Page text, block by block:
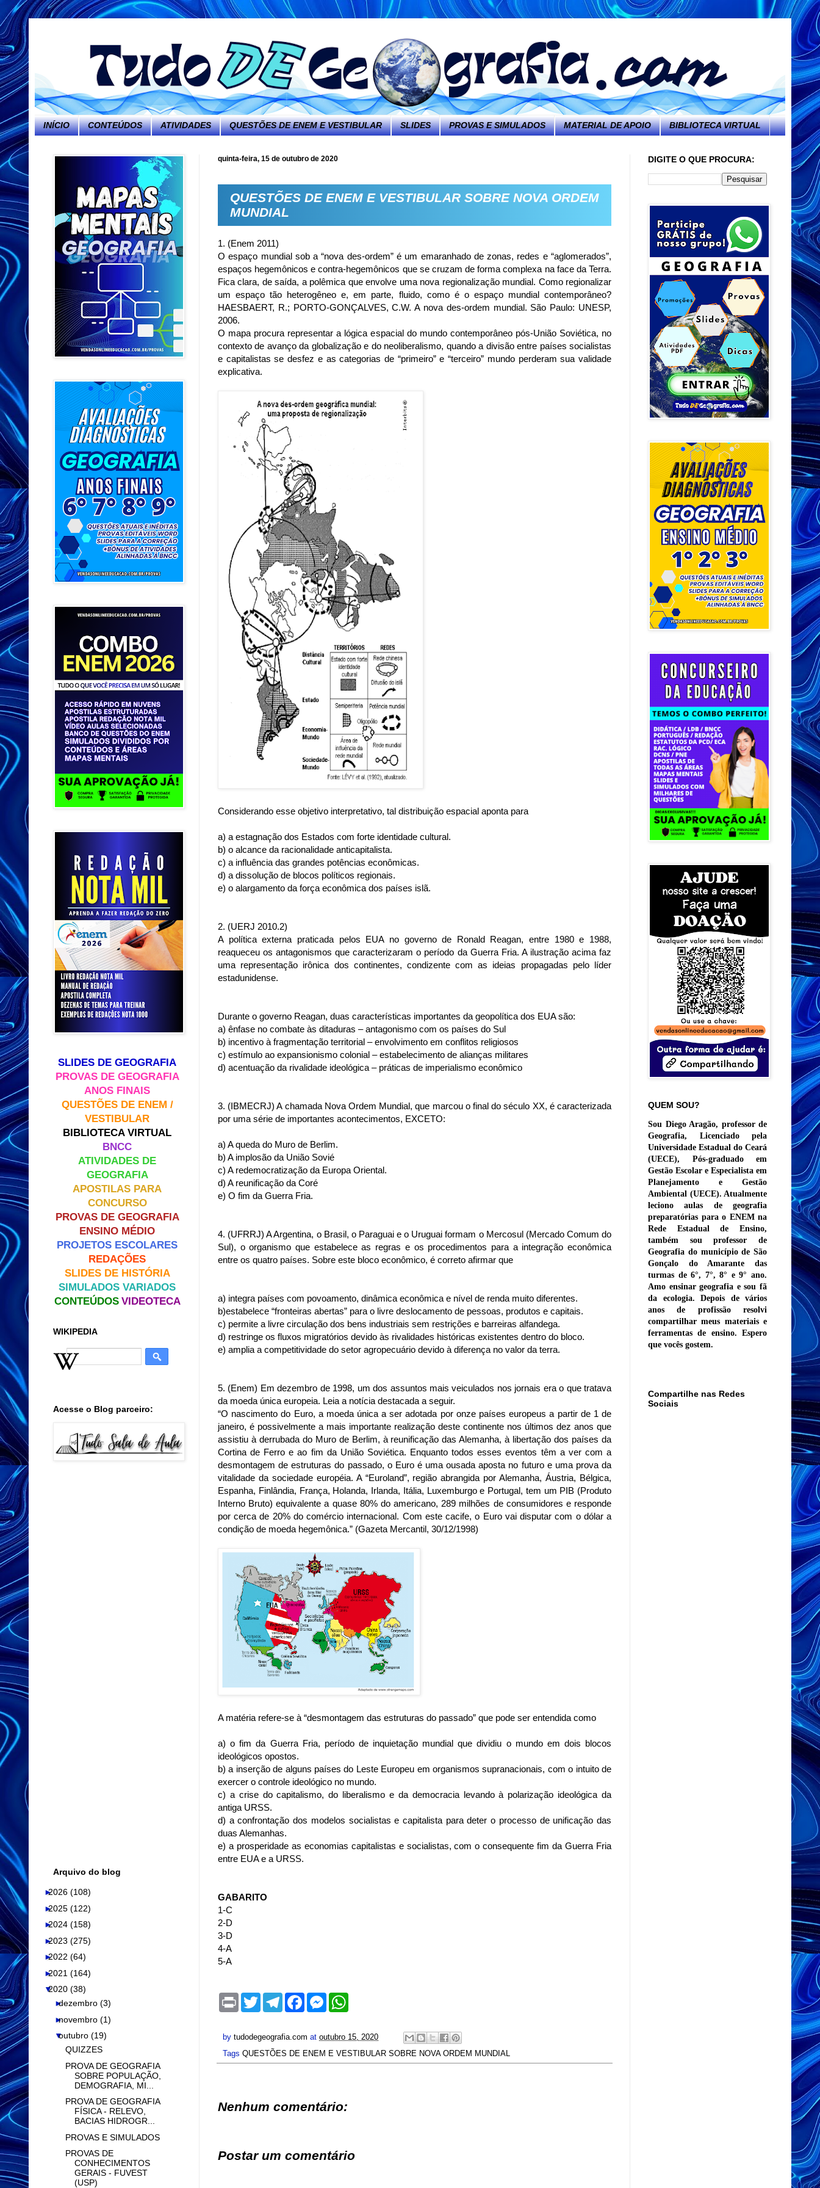
INÍCIO CONTEÚDOS ATIVIDADES QUESTÕES DE ENEM E VESTIBULAR SLIDES PROVAS E SIMULADOS MATERIAL DE APOIO BIBLIOTECA VIRTUAL
quinta-feira, 15 de outubro de 2020
QUESTÕES DE ENEM E VESTIBULAR SOBRE NOVA ORDEM
MUNDIAL
1. (Enem 2011)
O espaço mundial sob a “nova des-ordem” é um emaranhado de zonas, redes e “aglomerados”,
espaços hegemônicos e contra-hegemônicos que se cruzam de forma complexa na face da Terra.
Fica clara, de saída, a polêmica que envolve uma nova regionalização mundial. Como regionalizar
um espaço tão heterogêneo e, em parte, fluido, como é o espaço mundial contemporâneo?
HAESBAERT, R.; PORTO-GONÇALVES, C.W. A nova des-ordem mundial. São Paulo: UNESP,
2006.
O mapa procura representar a lógica espacial do mundo contemporâneo pós-União Soviética, no
contexto de avanço da globalização e do neoliberalismo, quando a divisão entre países socialistas
e capitalistas se desfez e as categorias de “primeiro” e “terceiro” mundo perderam sua validade
explicativa.
Considerando esse objetivo interpretativo, tal distribuição espacial aponta para
a) a estagnação dos Estados com forte identidade cultural.
b) o alcance da racionalidade anticapitalista.
c) a influência das grandes potências econômicas.
d) a dissolução de blocos políticos regionais.
e) o alargamento da força econômica dos países islã.
2. (UERJ 2010.2)
A política externa praticada pelos EUA no governo de Ronald Reagan, entre 1980 e 1988,
reaqueceu os antagonismos que caracterizaram o período da Guerra Fria. A ilustração acima faz
uma representação irônica dos continentes, condizente com as ideias propagadas pelo líder
estadunidense.
Durante o governo Reagan, duas características importantes da geopolítica dos EUA são:
a) ênfase no combate às ditaduras – antagonismo com os países do Sul
b) incentivo à fragmentação territorial – envolvimento em conflitos religiosos
c) estímulo ao expansionismo colonial – estabelecimento de alianças militares
d) acentuação da rivalidade ideológica – práticas de imperialismo econômico
3. (IBMECRJ) A chamada Nova Ordem Mundial, que marcou o final do século XX, é caracterizada
por uma série de importantes acontecimentos, EXCETO:
a) A queda do Muro de Berlim.
b) A implosão da União Sovié
c) A redemocratização da Europa Oriental.
d) A reunificação da Coré
e) O fim da Guerra Fria.
4. (UFRRJ) A Argentina, o Brasil, o Paraguai e o Uruguai formam o Mercosul (Mercado Comum do
Sul), o organismo que estabelece as regras e os procedimentos para a integração econômica
entre os quatro países. Sobre este bloco econômico, é correto afirmar que
a) integra países com povoamento, dinâmica econômica e nível de renda muito diferentes.
b)estabelece “fronteiras abertas” para o livre deslocamento de pessoas, produtos e capitais.
c) permite a livre circulação dos bens industriais sem restrições e barreiras alfandega.
d) restringe os fluxos migratórios devido às rivalidades históricas existentes dentro do bloco.
e) amplia a competitividade do setor agropecuário devido à diferença no valor da terra.
5. (Enem) Em dezembro de 1998, um dos assuntos mais veiculados nos jornais era o que tratava
da moeda única europeia. Leia a notícia destacada a seguir.
“O nascimento do Euro, a moeda única a ser adotada por onze países europeus a partir de 1 de
janeiro, é possivelmente a mais importante realização deste continente nos últimos dez anos que
assistiu à derrubada do Muro de Berlim, à reunificação das Alemanha, à libertação dos países da
Cortina de Ferro e ao fim da União Soviética. Enquanto todos esses eventos têm a ver com a
desmontagem de estruturas do passado, o Euro é uma ousada aposta no futuro e uma prova da
vitalidade da sociedade européia. A “Euroland”, região abrangida por Alemanha, Áustria, Bélgica,
Espanha, Finlândia, França, Holanda, Irlanda, Itália, Luxemburgo e Portugal, tem um PIB (Produto
Interno Bruto) equivalente a quase 80% do americano, 289 milhões de consumidores e responde
por cerca de 20% do comércio internacional. Com este cacife, o Euro vai disputar com o dólar a
condição de moeda hegemônica.” (Gazeta Mercantil, 30/12/1998)
A matéria refere-se à “desmontagem das estruturas do passado” que pode ser entendida como
a) o fim da Guerra Fria, período de inquietação mundial que dividiu o mundo em dois blocos
ideológicos opostos.
b) a inserção de alguns países do Leste Europeu em organismos supranacionais, com o intuito de
exercer o controle ideológico no mundo.
c) a crise do capitalismo, do liberalismo e da democracia levando à polarização ideológica da
antiga URSS.
d) a confrontação dos modelos socialistas e capitalista para deter o processo de unificação das
duas Alemanhas.
e) a prosperidade as economias capitalistas e socialistas, com o consequente fim da Guerra Fria
entre EUA e a URSS.
GABARITO
1-C
2-D
3-D
4-A
5-A
P
t
T
t
r
T
g
a
m
F
b
o
k
M
e
g
e
s
p
p
by tudodegeografia.com at outubro 15, 2020
Tags QUESTÕES DE ENEM E VESTIBULAR SOBRE NOVA ORDEM MUNDIAL
Nenhum comentário:
Postar um comentário
SLIDES DE GEOGRAFIA
PROVAS DE GEOGRAFIA
ANOS FINAIS
QUESTÕES DE ENEM /
VESTIBULAR
BIBLIOTECA VIRTUAL
BNCC
ATIVIDADES DE
GEOGRAFIA
APOSTILAS PARA
CONCURSO
PROVAS DE GEOGRAFIA
ENSINO MÉDIO
PROJETOS ESCOLARES
REDAÇÕES
SLIDES DE HISTÓRIA
SIMULADOS VARIADOS
CONTEÚDOS VIDEOTECA
WIKIPEDIA
Acesse o Blog parceiro:
Arquivo do blog
►
2026 (108)
►
2025 (122)
►
2024 (158)
►
2023 (275)
►
2022 (64)
►
2021 (164)
▼
2020 (38)
►
dezembro (3)
►
novembro (1)
▼
outubro (19)
QUIZZES
PROVA DE GEOGRAFIA
SOBRE POPULAÇÃO,
DEMOGRAFIA, MI...
PROVA DE GEOGRAFIA
FÍSICA - RELEVO,
BACIAS HIDROGR...
PROVAS E SIMULADOS
PROVAS DE
CONHECIMENTOS
GERAIS - FUVEST
(USP)
DIGITE O QUE PROCURA:
QUEM SOU?
Sou Diego Aragão, professor de
Geografia, Licenciado pela
Universidade Estadual do Ceará
(UECE), Pós-graduado em
Gestão Escolar e Especialista em
Planejamento e Gestão
Ambiental (UECE). Atualmente
leciono aulas de geografia
preparatórias para o ENEM na
Rede Estadual de Ensino,
também sou professor de
Geografia do município de São
Gonçalo do Amarante das
turmas de 6°, 7°, 8° e 9° ano.
Amo ensinar geografia e sou fã
da ecologia. Depois de vários
anos de profissão resolvi
compartilhar meus materiais e
ferramentas de ensino. Espero
que vocês gostem.
Compartilhe nas Redes
Sociais